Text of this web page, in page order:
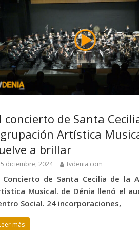
concierto de Santa
Artística
a brillar
5 diciembre, 2024 tvdenia.com
Concierto de Santa Cecilia de la
Musical. de Dénia llenó el
Social. 24 incorporaciones,
más